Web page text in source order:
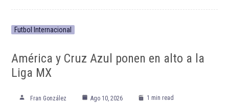
Futbol Internacional
América y Cruz Azul ponen en alto a la
Liga MX
Fran González Ago 10, 2026 1 min read